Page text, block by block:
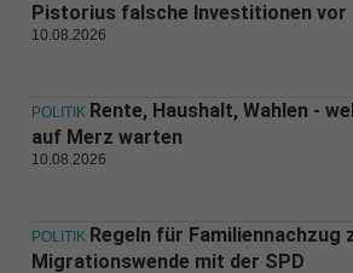
Pistorius falsche Investitionen vor
10.08.2026
POLITIK Rente, Haushalt, Wahlen -
auf Merz warten
10.08.2026
POLITIK Regeln für Familiennachzug
Migrationswende mit der SPD